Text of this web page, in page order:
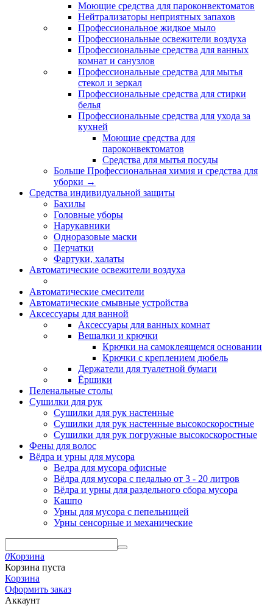
Моющие средства для пароконвектоматов
Нейтрализаторы неприятных запахов
Профессиональное жидкое мыло
Профессиональные освежители воздуха
Профессиональные средства для ванных
комнат и санузлов
Профессиональные средства для мытья
стекол и зеркал
Профессиональные средства для стирки
белья
Профессиональные средства для ухода за
кухней
Моющие средства для
пароконвектоматов
Средства для мытья посуды
Больше Профессиональная химия и средства для
уборки →
Средства индивидуальной защиты
Бахилы
Головные уборы
Нарукавники
Одноразовые маски
Перчатки
Фартуки, халаты
Автоматические освежители воздуха
Автоматические смесители
Автоматические смывные устройства
Аксессуары для ванной
Аксессуары для ванных комнат
Вешалки и крючки
Крючки на самоклеящемся основании
Крючки с креплением дюбель
Держатели для туалетной бумаги
Ёршики
Пеленальные столы
Сушилки для рук
Сушилки для рук настенные
Сушилки для рук настенные высокоскоростные
Сушилки для рук погружные высокоскоростные
Фены для волос
Вёдра и урны для мусора
Ведра для мусора офисные
Вёдра для мусора с педалью от 3 - 20 литров
Вёдра и урны для раздельного сбора мусора
Кашпо
Урны для мусора с пепельницей
Урны сенсорные и механические
0Корзина
Корзина пуста
Корзина
Оформить заказ
Аккаунт